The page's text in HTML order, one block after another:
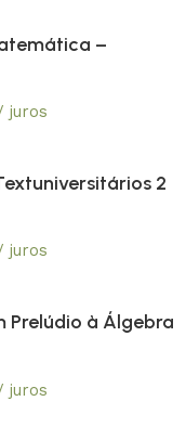
–
juros
2
juros
Prelúdio à Álgebra
juros